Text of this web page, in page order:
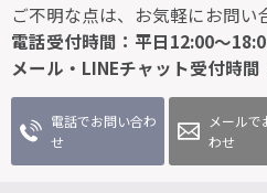
ご不明な点は、お気軽にお問い
電話受付時間：平日12:00～
メール・LINEチャット受付時
電話でお問い合わ
せ
メールで
わせ